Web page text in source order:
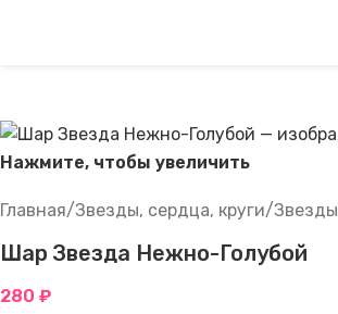
Нажмите, чтобы увеличить
Главная/Звезды, сердца, круги/Звезды
Шар Звезда Нежно-Голубой
280 ₽